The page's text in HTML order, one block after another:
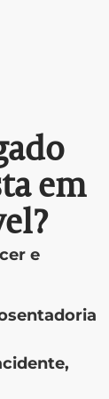
em
e